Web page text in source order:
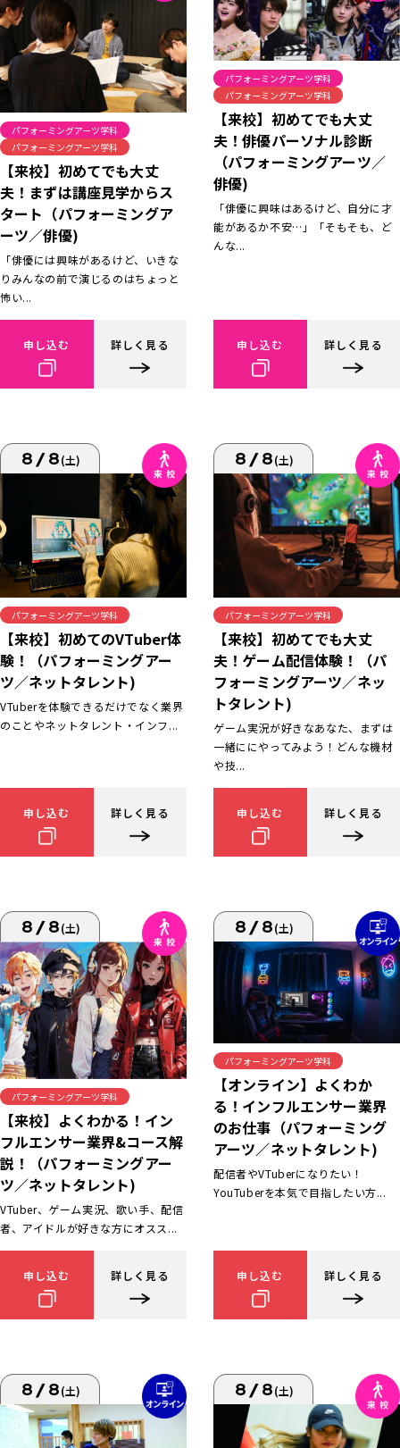
パフォーミングアーツ学科
パフォーミングアーツ学科
【来校】初めてでも大丈
夫！まずは講座見学からス
タート（パフォーミングア
ーツ／俳優)
「俳優には興味があるけど、いきな
りみんなの前で演じるのはちょっと
怖い...
申し込む 詳しく見る
パフォーミングアーツ学科
パフォーミングアーツ学科
【来校】初めてでも大丈
夫！俳優パーソナル診断
（パフォーミングアーツ／
俳優)
「俳優に興味はあるけど、自分に才
能があるか不安…」「そもそも、ど
んな...
申し込む 詳しく見る
8/8(土)
パフォーミングアーツ学科
【来校】初めてのVTuber体
験！（パフォーミングアー
ツ／ネットタレント)
VTuberを体験できるだけでなく業界
のことやネットタレント・インフ...
申し込む 詳しく見る
8/8(土)
パフォーミングアーツ学科
【来校】初めてでも大丈
夫！ゲーム配信体験！（パ
フォーミングアーツ／ネッ
トタレント)
ゲーム実況が好きなあなた、まずは
一緒ににやってみよう！どんな機材
や技...
申し込む 詳しく見る
8/8(土)
パフォーミングアーツ学科
【来校】よくわかる！イン
フルエンサー業界&コース解
説！（パフォーミングアー
ツ／ネットタレント)
VTuber、ゲーム実況、歌い手、配信
者、アイドルが好きな方にオスス...
申し込む 詳しく見る
8/8(土)
パフォーミングアーツ学科
【オンライン】よくわか
る！インフルエンサー業界
のお仕事（パフォーミング
アーツ／ネットタレント)
配信者やVTuberになりたい！
YouTuberを本気で目指したい方...
申し込む 詳しく見る
8/8(土) 8/8(土)